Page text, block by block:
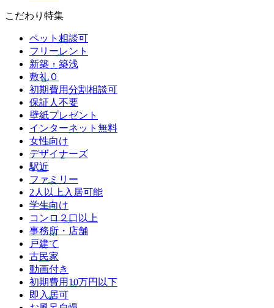
こだわり特集
ペット相談可
フリーレント
新築・築浅
敷礼０
初期費用分割相談可
保証人不要
壁紙プレゼント
インターネット無料
女性向け
デザイナーズ
駅近
ファミリー
2人以上入居可能
学生向け
コンロ２口以上
事務所・店舗
戸建て
古民家
動画付き
初期費用10万円以下
即入居可